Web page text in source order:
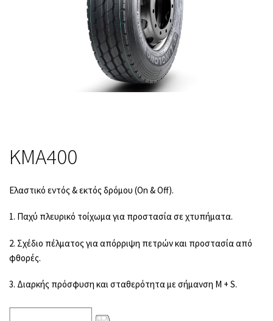
KMA400
Ελαστικό εντός & εκτός δρόμου (On & Off).
1. Παχύ πλευρικό τοίχωμα για προστασία σε χτυπήματα.
2. Σχέδιο πέλματος για απόρριψη πετρών και προστασία από
φθορές.
3. Διαρκής πρόσφυση και σταθερότητα με σήμανση M + S.